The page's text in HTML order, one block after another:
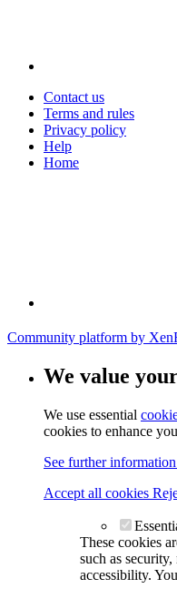
Contact us
Terms and rules
Privacy policy
Help
Home
Community platform by
We value
We use essential
cookies to enhance
See further
Accept all cookies
These cookies
such as
accessibility.